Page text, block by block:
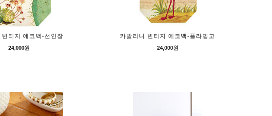
빈티지 에코백-선인장
24,000원
카발리니 빈티지 에코백-플라밍고
24,000원